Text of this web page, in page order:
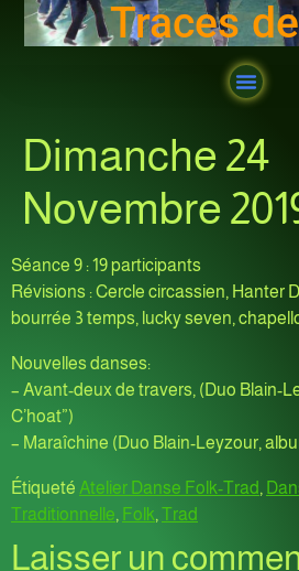
Traces
Dimanche 24
Novembre
Séance 9 : 19 participants
Révisions : Cercle circassien, Hanter
bourrée 3 temps, lucky seven,
Nouvelles danses:
– Avant-deux de travers, (Duo Blain-
C’hoat”)
– Maraîchine (Duo Blain-Leyzour,
Étiqueté Atelier Danse Folk-Trad,
Traditionnelle, Folk, Trad
Laisser un